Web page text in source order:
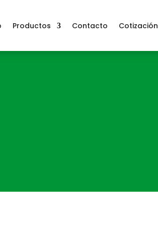
Productos Contacto Cotización